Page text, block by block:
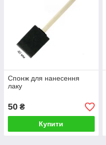
Спонж для нанесення
лаку
50 ₴
Купити